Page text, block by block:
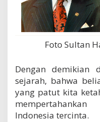
Foto Sultan
Dengan demikian
sejarah, bahwa
yang patut kita
Indonesia tercinta.